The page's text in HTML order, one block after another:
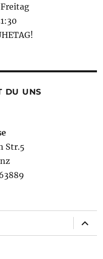
DU UNS
Str.5
öffnen